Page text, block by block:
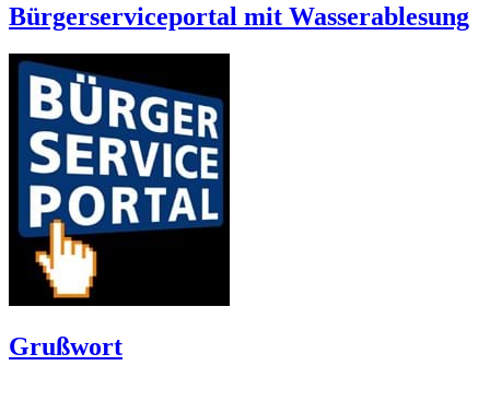
Bürgerserviceportal mit Wasserablesung
Grußwort